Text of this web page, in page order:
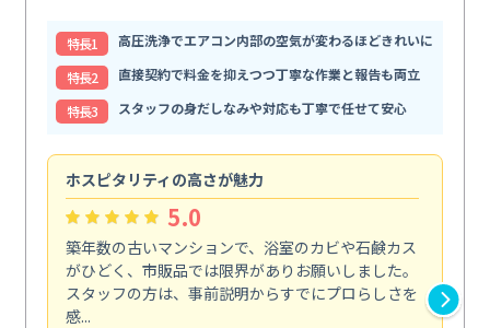
特⻑1
高圧洗浄でエアコン内部の空気が変わるほどきれいに
特⻑2
直接契約で料金を抑えつつ丁寧な作業と報告も両立
特⻑3
スタッフの身だしなみや対応も丁寧で任せて安心
ホスピタリティの高さが魅力
5.0
築年数の古いマンションで、浴室のカビや石鹸カス
がひどく、市販品では限界がありお願いしました。
スタッフの方は、事前説明からすでにプロらしさを
感...